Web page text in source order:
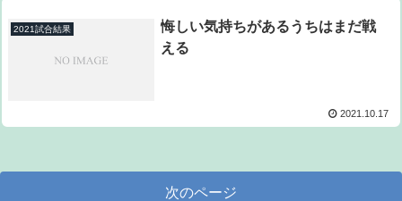
2021試合結果
悔しい気持ちがあるうちはまだ戦
える
2021.10.17
次のページ